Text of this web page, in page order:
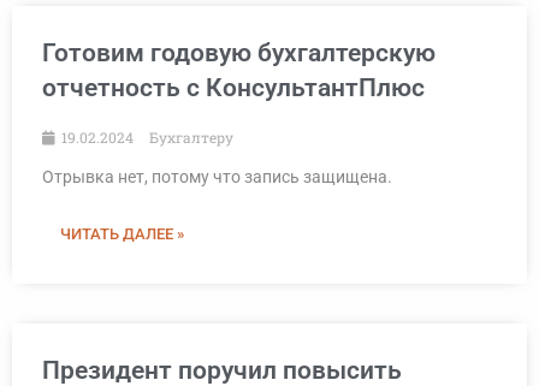
Готовим годовую бухгалтерскую
отчетность с КонсультантПлюс
19.02.2024 Бухгалтеру
Отрывка нет, потому что запись защищена.
ЧИТАТЬ ДАЛЕЕ »
Президент поручил повысить